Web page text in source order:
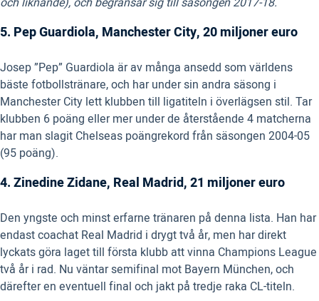
5. Pep Guardiola, Manchester City, 20 miljoner euro
Josep ”Pep” Guardiola är av många ansedd som världens
bäste fotbollstränare, och har under sin andra säsong i
Manchester City lett klubben till ligatiteln i överlägsen stil. Tar
klubben 6 poäng eller mer under de återstående 4 matcherna
har man slagit Chelseas poängrekord från säsongen 2004-05
(95 poäng).
4. Zinedine Zidane, Real Madrid, 21 miljoner euro
Den yngste och minst erfarne tränaren på denna lista. Han har
endast coachat Real Madrid i drygt två år, men har direkt
lyckats göra laget till första klubb att vinna Champions League
två år i rad. Nu väntar semifinal mot Bayern München, och
därefter en eventuell final och jakt på tredje raka CL-titeln.